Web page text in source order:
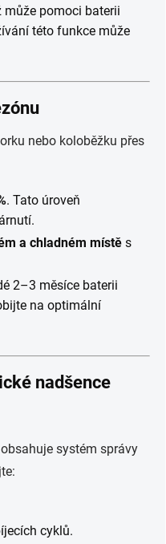
může pomoci baterii
této funkce může
nebo koloběžku přes
. Tato úroveň
a chladném místě s
2–3 měsíce baterii
na optimální
nadšence
systém správy
cyklů.